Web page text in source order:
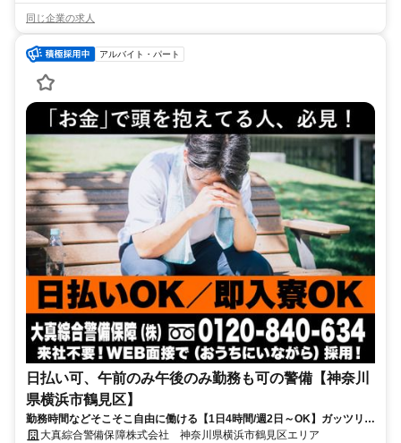
同じ企業の求人
アルバイト・パート
日払い可、午前のみ午後のみ勤務も可の警備【神奈川
県横浜市鶴見区】
勤務時間などそこそこ自由に働ける【1日4時間/週2日～OK】ガッツリ稼
ぎたい方は8時間勤務もOK★
大真綜合警備保障株式会社 神奈川県横浜市鶴見区エリア